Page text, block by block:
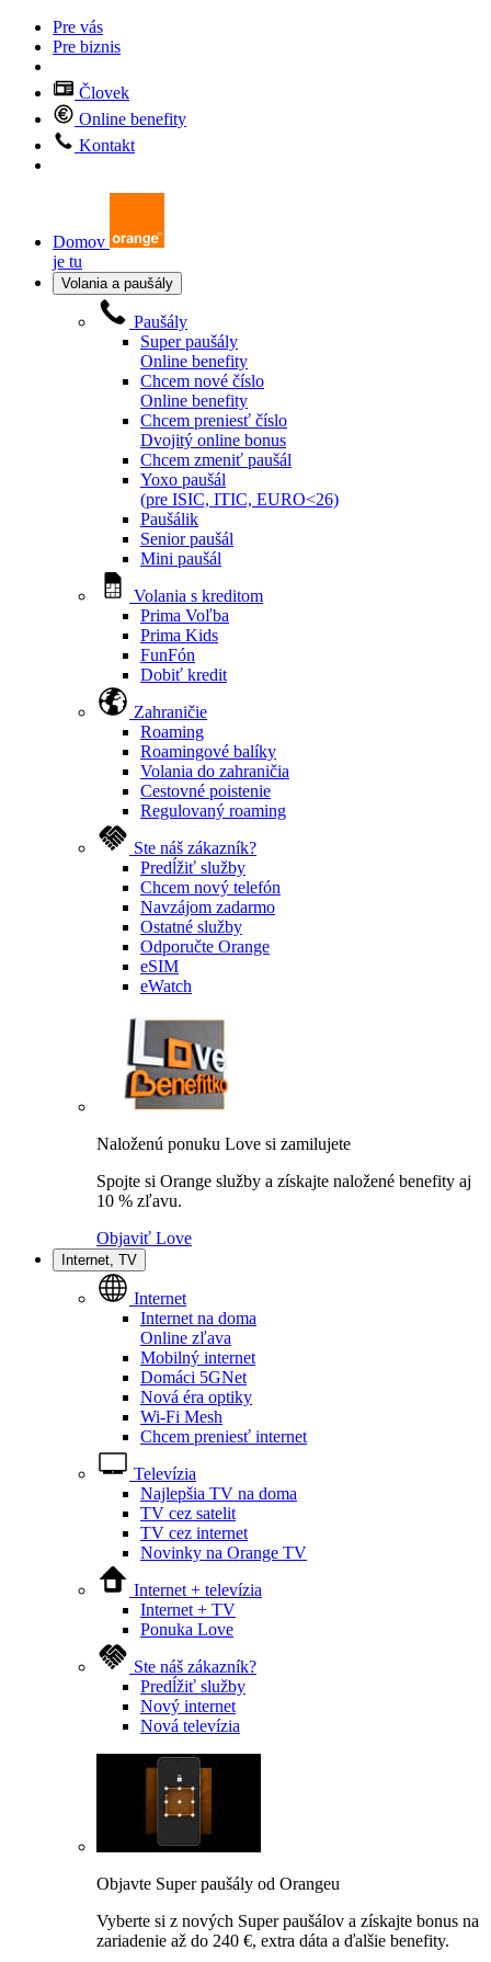
Pre vás
Pre biznis
Človek
Online benefity
Kontakt
Domov
je tu
Volania a paušály
Paušály
Super paušály
Online benefity
Chcem nové číslo
Online benefity
Chcem preniesť číslo
Dvojitý online bonus
Chcem zmeniť paušál
Yoxo paušál
(pre ISIC, ITIC, EURO<26)
Paušálik
Senior paušál
Mini paušál
Volania s kreditom
Prima Voľba
Prima Kids
FunFón
Dobiť kredit
Zahraničie
Roaming
Roamingové balíky
Volania do zahraničia
Cestovné poistenie
Regulovaný roaming
Ste náš zákazník?
Predĺžiť služby
Chcem nový telefón
Navzájom zadarmo
Ostatné služby
Odporučte Orange
eSIM
eWatch
Naloženú ponuku Love si zamilujete
Spojte si Orange služby a získajte naložené benefity aj
10 % zľavu.
Objaviť Love
Internet, TV
Internet
Internet na doma
Online zľava
Mobilný internet
Domáci 5GNet
Nová éra optiky
Wi-Fi Mesh
Chcem preniesť internet
Televízia
Najlepšia TV na doma
TV cez satelit
TV cez internet
Novinky na Orange TV
Internet + televízia
Internet + TV
Ponuka Love
Ste náš zákazník?
Predĺžiť služby
Nový internet
Nová televízia
Objavte Super paušály od Orangeu
Vyberte si z nových Super paušálov a získajte bonus na
zariadenie až do 240 €, extra dáta a ďalšie benefity.